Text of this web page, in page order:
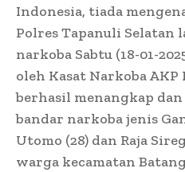
Indonesia, tiada
Polres Tapanuli Selatan
narkoba Sabtu (18-01-
oleh Kasat Narkoba AKP
berhasil menangkap
bandar narkoba jenis
Utomo (28) dan Raja
warga kecamatan